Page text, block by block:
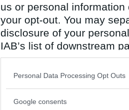
us or personal
your opt-out. You may
disclosure of your
IAB’s list of downstream
also be disclosed by us
Downstream Participants
Please note that this
Personal Data Processing Opt Outs
Google consents
4554
4.5